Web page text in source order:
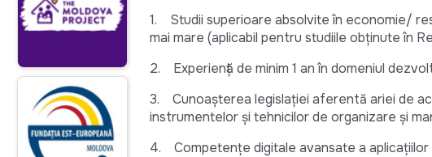
1. Studii superioare absolvite în economie/
mai mare (aplicabil pentru studiile obținute în
2. Experienţă de minim 1 an în domeniul
3. Cunoașterea legislației aferentă ariei de
instrumentelor și tehnicilor de organizare și
4. Competențe digitale avansate a aplicațiilor